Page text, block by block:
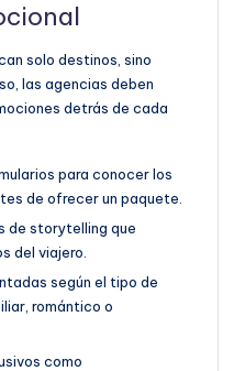
solo destinos, sino
las agencias deben
detrás de cada
para conocer los
de ofrecer un paquete.
de storytelling que
del viajero.
según el tipo de
romántico o
como